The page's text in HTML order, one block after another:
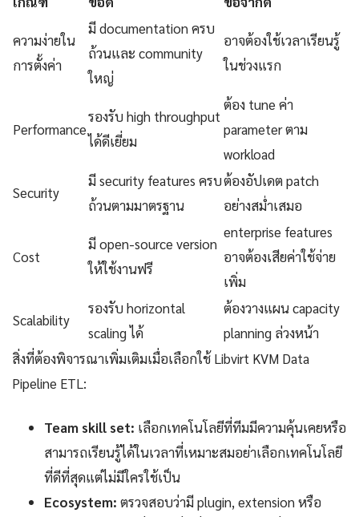
ความง่ายใน
การตั้งค่า
มี documentation ครบ
ถ้วนและ community
ใหญ่
อาจต้องใช้เวลาเรียนรู้
ในช่วงแรก
Performance
รองรับ high throughput
ได้ดีเยี่ยม
ต้อง tune ค่า
parameter ตาม
workload
Security
มี security features ครบ
ถ้วนตามมาตรฐาน
ต้องอัปเดต patch
อย่างสม่ำเสมอ
Cost
มี open-source version
ให้ใช้งานฟรี
enterprise features
อาจต้องเสียค่าใช้จ่าย
เพิ่ม
Scalability
รองรับ horizontal
scaling ได้
ต้องวางแผน capacity
planning ล่วงหน้า
สิ่งที่ต้องพิจารณาเพิ่มเติมเมื่อเลือกใช้ Libvirt KVM Data
Pipeline ETL:
Team skill set: เลือกเทคโนโลยีที่ทีมมีความคุ้นเคยหรือ
สามารถเรียนรู้ได้ในเวลาที่เหมาะสมอย่าเลือกเทคโนโลยี
ที่ดีที่สุดแต่ไม่มีใครใช้เป็น
Ecosystem: ตรวจสอบว่ามี plugin, extension หรือ